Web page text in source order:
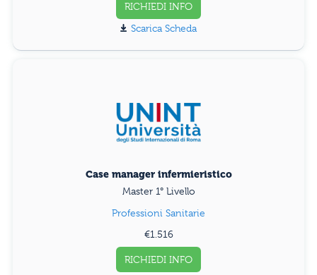
RICHIEDI INFO
Scarica Scheda
Case manager infermieristico
Master 1° Livello
Professioni Sanitarie
€1.516
RICHIEDI INFO